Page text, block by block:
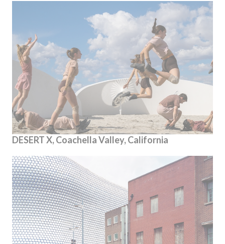
DESERT X, Coachella Valley, California